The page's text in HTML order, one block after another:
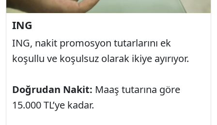
ING
ING, nakit promosyon tutarlarını ek
koşullu ve koşulsuz olarak ikiye ayırıyor.
Doğrudan Nakit: Maaş tutarına göre
15.000 TL’ye kadar.